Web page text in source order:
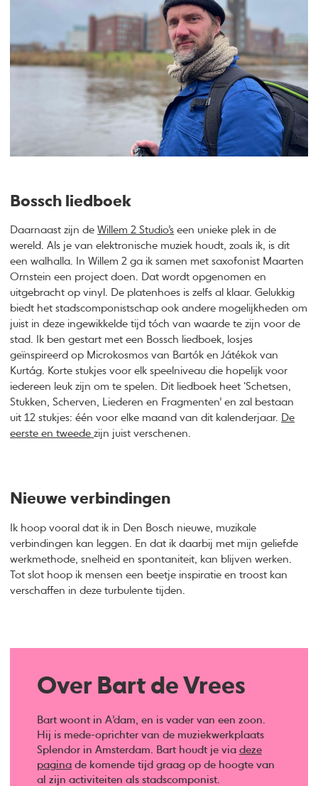
Bossch liedboek
Daarnaast zijn deWillem 2 Studio’s een unieke plek in de
wereld. Als je van elektronische muziek houdt, zoals ik, is dit
een walhalla. In Willem 2 ga ik samen met saxofonist Maarten
Ornstein een project doen. Dat wordt opgenomen en
uitgebracht op vinyl. De platenhoes is zelfs al klaar. Gelukkig
biedt het stadscomponistschap ook andere mogelijkheden om
juist in deze ingewikkelde tijd tóch van waarde te zijn voor de
stad. Ik ben gestart met een Bossch liedboek, losjes
geïnspireerd op Microkosmos van Bartók en Játékok van
Kurtág. Korte stukjes voor elk speelniveau die hopelijk voor
iedereen leuk zijn om te spelen. Dit liedboek heet ‘Schetsen,
Stukken, Scherven, Liederen en Fragmenten’ en zal bestaan
uit 12 stukjes: één voor elke maand van dit kalenderjaar. De
eerste en tweedezijn juist verschenen.
Nieuwe verbindingen
Ik hoop vooral dat ik in Den Bosch nieuwe, muzikale
verbindingen kan leggen. En dat ik daarbij met mijn geliefde
werkmethode, snelheid en spontaniteit, kan blijven werken.
Tot slot hoop ik mensen een beetje inspiratie en troost kan
verschaffen in deze turbulente tijden.
Over Bart de Vrees
Bart woont in A’dam, en is vader van een zoon.
Hij is mede-oprichter van de muziekwerkplaats
Splendor in Amsterdam. Bart houdt je via deze
paginade komende tijd graag op de hoogte van
al zijn activiteiten als stadscomponist.